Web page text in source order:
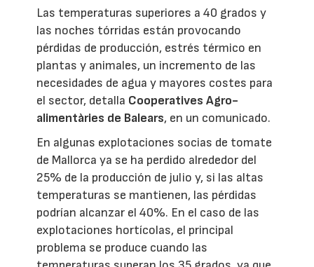
Las temperaturas superiores a 40 grados y
las noches tórridas están provocando
pérdidas de producción, estrés térmico en
plantas y animales, un incremento de las
necesidades de agua y mayores costes para
el sector, detalla Cooperatives Agro-
alimentàries de Balears, en un comunicado.
En algunas explotaciones socias de tomate
de Mallorca ya se ha perdido alrededor del
25% de la producción de julio y, si las altas
temperaturas se mantienen, las pérdidas
podrían alcanzar el 40%. En el caso de las
explotaciones hortícolas, el principal
problema se produce cuando las